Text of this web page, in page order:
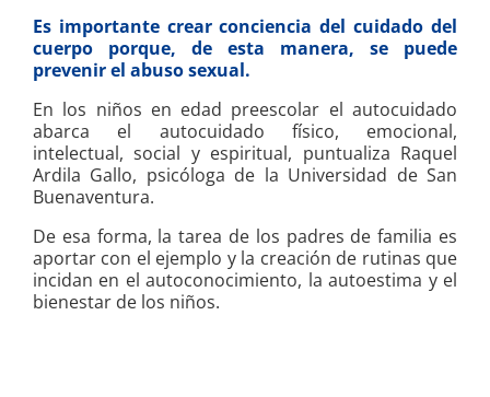
Es importante crear conciencia del cuidado del
cuerpo porque, de esta manera, se puede
prevenir el abuso sexual.
En los niños en edad preescolar el autocuidado
abarca el autocuidado físico, emocional,
intelectual, social y espiritual, puntualiza Raquel
Ardila Gallo, psicóloga de la Universidad de San
Buenaventura.
De esa forma, la tarea de los padres de familia es
aportar con el ejemplo y la creación de rutinas que
incidan en el autoconocimiento, la autoestima y el
bienestar de los niños.